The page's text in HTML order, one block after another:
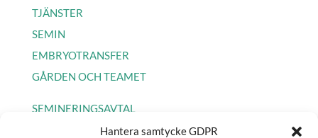
Hantera samtycke GDPR
TJÄNSTER
SEMIN
EMBRYOTRANSFER
GÅRDEN OCH TEAMET
SEMINERINGSAVTAL